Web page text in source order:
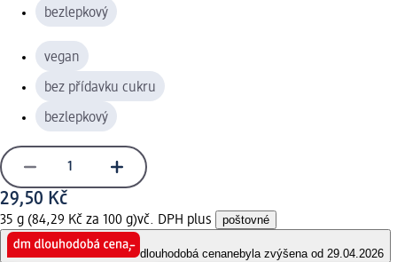
bezlepkový
vegan
bez přídavku cukru
bezlepkový
29,50 Kč
35 g (84,29 Kč za 100 g)vč. DPH plus poštovné
dlouhodobá cenanebyla zvýšena od 29.04.2026